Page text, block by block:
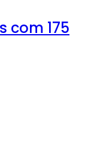
com 175